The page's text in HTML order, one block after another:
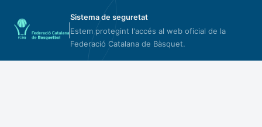
Sistema de seguretat
Estem protegint l'accés al web oficial de la
Federació Catalana de Bàsquet.